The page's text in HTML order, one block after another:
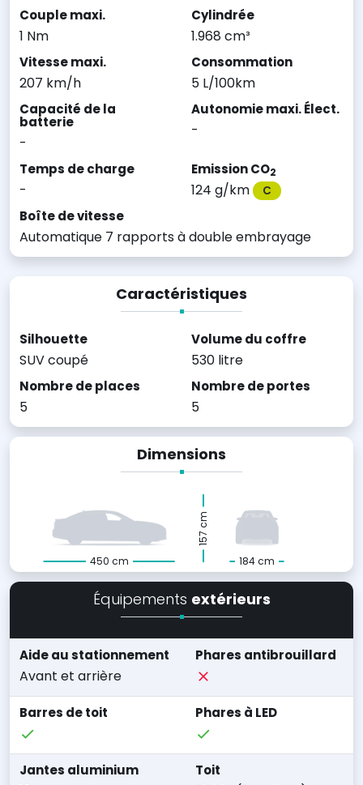
Couple maxi.
1 Nm
Cylindrée
1.968 cm³
Vitesse maxi.
207 km/h
Consommation
5 L/100km
Capacité de la
batterie
-
Autonomie maxi. Élect.
-
Temps de charge
-
Emission CO2
124 g/km C
Boîte de vitesse
Automatique 7 rapports à double embrayage
Caractéristiques
Silhouette
SUV coupé
Volume du coffre
530 litre
Nombre de places
5
Nombre de portes
5
Dimensions
450 cm 184 cm
157 cm
Équipements extérieurs
Aide au stationnement
Avant et arrière
Phares antibrouillard
Barres de toit Phares à LED
Jantes aluminium Toit